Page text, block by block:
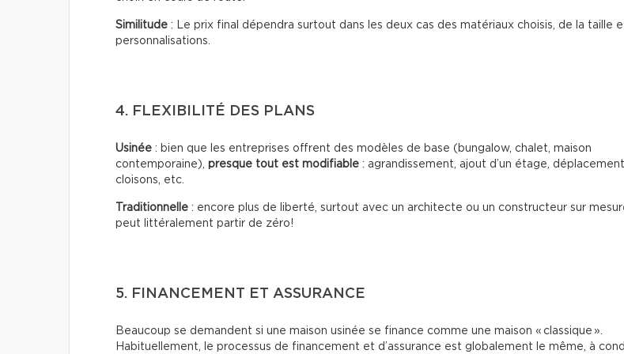
Similitude : Le prix final dépendra surtout dans les deux cas des matériaux choisis, de la taille
personnalisations.
4. FLEXIBILITÉ DES PLANS
Usinée : bien que les entreprises offrent des modèles de base (bungalow, chalet, maison
contemporaine), presque tout est modifiable : agrandissement, ajout d’un étage,
cloisons, etc.
Traditionnelle : encore plus de liberté, surtout avec un architecte ou un constructeur sur
peut littéralement partir de zéro!
5. FINANCEMENT ET ASSURANCE
Beaucoup se demandent si une maison usinée se finance comme une maison « classique ».
Habituellement, le processus de financement et d’assurance est globalement le même, à